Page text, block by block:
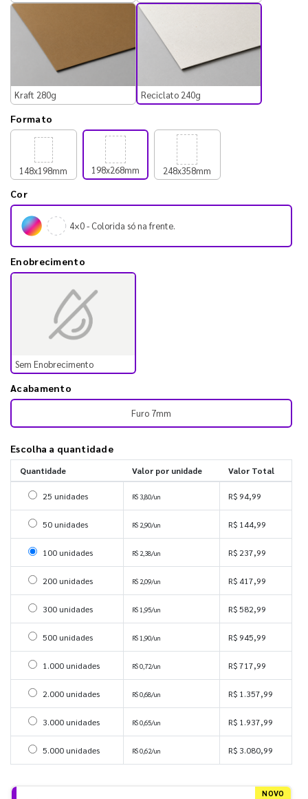
Kraft 280g Reciclato 240g
Formato
148x198mm 198x268mm 248x358mm
Cor
4×0 - Colorida só na frente.
Enobrecimento
Sem Enobrecimento
Acabamento
Furo 7mm
Escolha a quantidade
Quantidade Valor por unidade Valor Total
Selecionar 25 unidades
25 unidades R$ 3,80/un R$ 94,99
Selecionar 50 unidades
50 unidades R$ 2,90/un R$ 144,99
Selecionar 100 unidades
100 unidades R$ 2,38/un R$ 237,99
Selecionar 200 unidades
200 unidades R$ 2,09/un R$ 417,99
Selecionar 300 unidades
300 unidades R$ 1,95/un R$ 582,99
Selecionar 500 unidades
500 unidades R$ 1,90/un R$ 945,99
Selecionar 1000 unidades
1.000 unidades R$ 0,72/un R$ 717,99
Selecionar 2000 unidades
2.000 unidades R$ 0,68/un R$ 1.357,99
Selecionar 3000 unidades
3.000 unidades R$ 0,65/un R$ 1.937,99
Selecionar 5000 unidades
5.000 unidades R$ 0,62/un R$ 3.080,99
NOVO